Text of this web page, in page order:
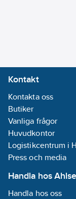
Kontakt
Kontakta oss
Butiker
Vanliga frågor
Huvudkontor
Logistikcentrum i
Press och media
Handla hos
Handla hos oss